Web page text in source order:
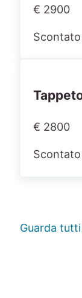
€ 2900
€ 2800
Guarda